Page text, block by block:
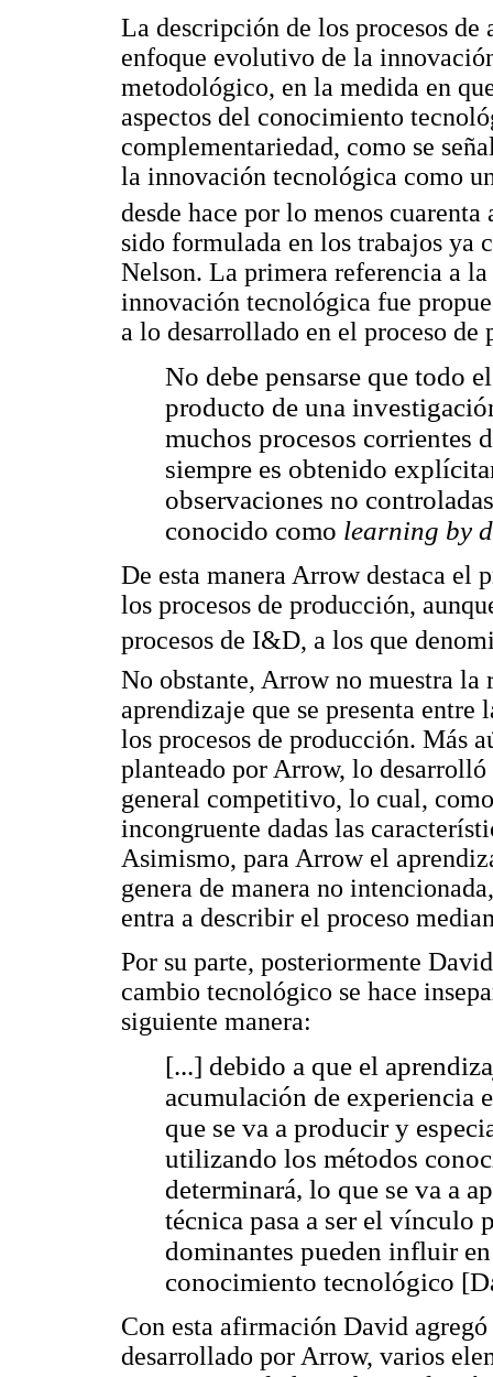
La descripción de los procesos
enfoque evolutivo de la
metodológico, en la medida en
aspectos del conocimiento
complementariedad, como se
la innovación tecnológica como
desde hace por lo menos cuarenta
sido formulada en los trabajos ya
Nelson. La primera referencia a
innovación tecnológica fue
a lo desarrollado en el proceso
No debe pensarse que todo
producto de una
muchos procesos corrientes
siempre es obtenido
observaciones no
conocido como learning by
De esta manera Arrow destaca el
los procesos de producción,
procesos de I&D, a los que
No obstante, Arrow no muestra la
aprendizaje que se presenta
los procesos de producción. Más
planteado por Arrow, lo
general competitivo, lo cual,
incongruente dadas las
Asimismo, para Arrow el
genera de manera no
entra a describir el proceso
Por su parte, posteriormente
cambio tecnológico se hace
siguiente manera:
[...] debido a que el
acumulación de experiencia
que se va a producir y
utilizando los métodos
determinará, lo que se va a
técnica pasa a ser el vínculo
dominantes pueden influir
conocimiento tecnológico
Con esta afirmación David
desarrollado por Arrow, varios